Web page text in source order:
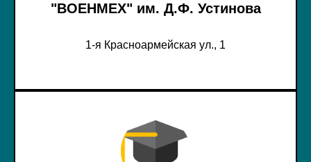
"ВОЕНМЕХ" им. Д.Ф. Устинова
1-я Красноармейская ул., 1